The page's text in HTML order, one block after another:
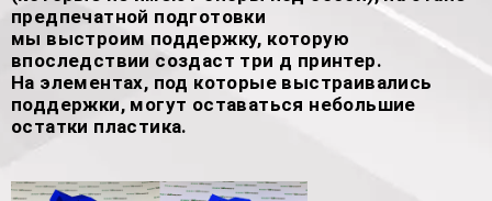
предпечатной подготовки
мы выстроим поддержку, которую
впоследствии создаст три д принтер.
На элементах, под которые выстраивались
поддержки, могут оставаться небольшие
остатки пластика.